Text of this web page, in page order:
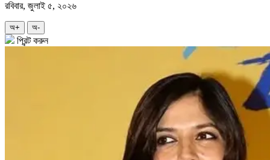
রবিবার, জুলাই ৫, ২০২৬
অ+ অ-
প্রিন্ট করুন